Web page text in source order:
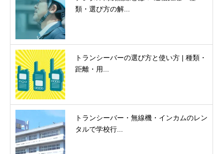
類・選び方の解...
トランシーバーの選び方と使い方 | 種類・
距離・用...
トランシーバー・無線機・インカムのレン
タルで学校行...